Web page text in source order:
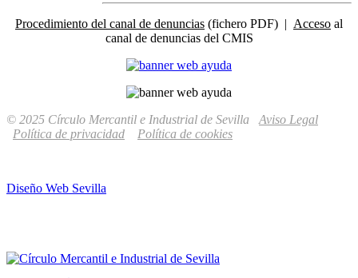
Procedimiento del canal de denuncias (fichero PDF) | Acceso al
canal de denuncias del CMIS
© 2025 Círculo Mercantil e Industrial de Sevilla Aviso Legal
Política de privacidad
Política de cookies
Diseño Web Sevilla